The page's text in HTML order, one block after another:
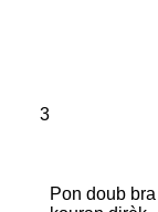
3
Pon doub bra